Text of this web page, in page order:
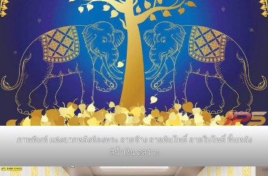
ภาพพิมพ์ แต่งฉากหลังห้องพระ ลายช้าง ลายต้นโพธิ์ ลายใบโพธิ์ พื้นหลัง
สีน้ำเงิน ดูสว่าง